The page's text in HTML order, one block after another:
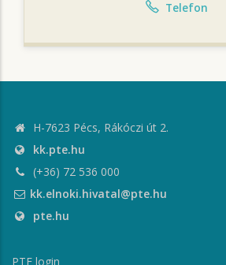
Telefon
H-7623 Pécs, Rákóczi út 2.
kk.pte.hu
(+36) 72 536 000
kk.elnoki.hivatal@pte.hu
pte.hu
PTE login